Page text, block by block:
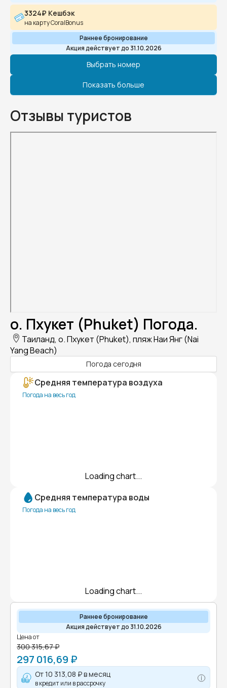
3324₽ Кешбэк
на карту CoralBonus
Раннее бронирование
Акция действует до 31.10.2026
Выбрать номер
Показать больше
Отзывы туристов
о. Пхукет (Phuket) Погода.
Таиланд, о. Пхукет (Phuket), пляж Наи Янг (Nai
Yang Beach)
Погода сегодня
Средняя температура воздуха
Погода на весь год
Loading chart...
Средняя температура воды
Погода на весь год
Loading chart...
Раннее бронирование
Акция действует до 31.10.2026
Цена от
300 315,67 ₽
297 016,69 ₽
От10 313,08 ₽в месяц
в кредит или в рассрочку